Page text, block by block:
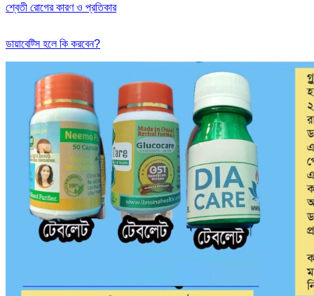
শ্বেতী রোগের কারণ ও প্রতিকার
ডায়াবেট্সি হলে কি করবেন?